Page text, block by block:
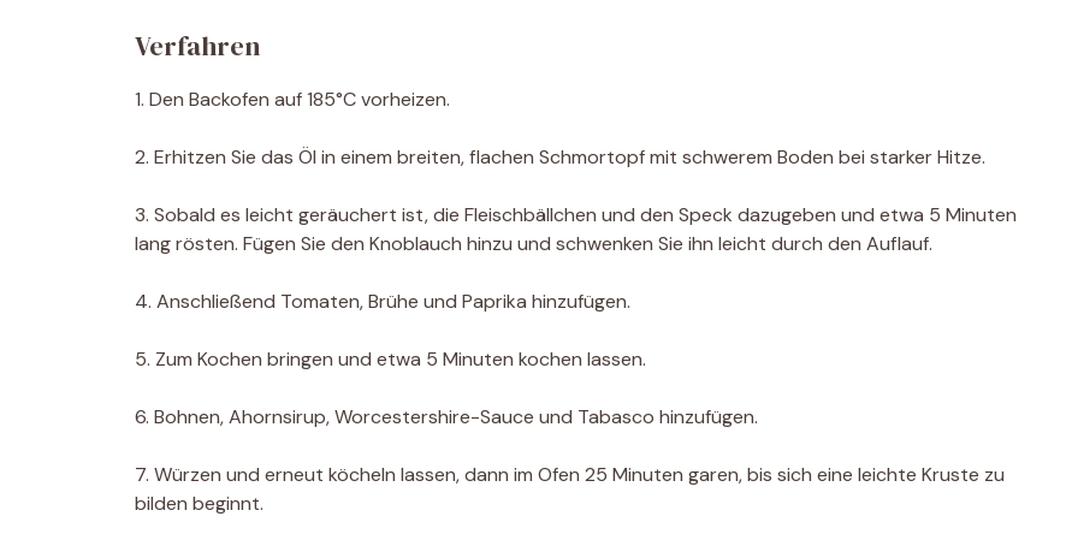
Verfahren
1. Den Backofen auf 185°C vorheizen.
2. Erhitzen Sie das Öl in einem breiten, flachen Schmortopf mit schwerem Boden bei starker Hitze.
3. Sobald es leicht geräuchert ist, die Fleischbällchen und den Speck dazugeben und etwa 5 Minuten
lang rösten. Fügen Sie den Knoblauch hinzu und schwenken Sie ihn leicht durch den Auflauf.
4. Anschließend Tomaten, Brühe und Paprika hinzufügen.
5. Zum Kochen bringen und etwa 5 Minuten kochen lassen.
6. Bohnen, Ahornsirup, Worcestershire-Sauce und Tabasco hinzufügen.
7. Würzen und erneut köcheln lassen, dann im Ofen 25 Minuten garen, bis sich eine leichte Kruste zu
bilden beginnt.